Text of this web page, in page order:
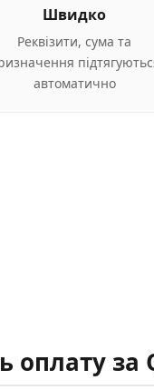
Швидко
Реквізити, сума та
автоматично
оплату за